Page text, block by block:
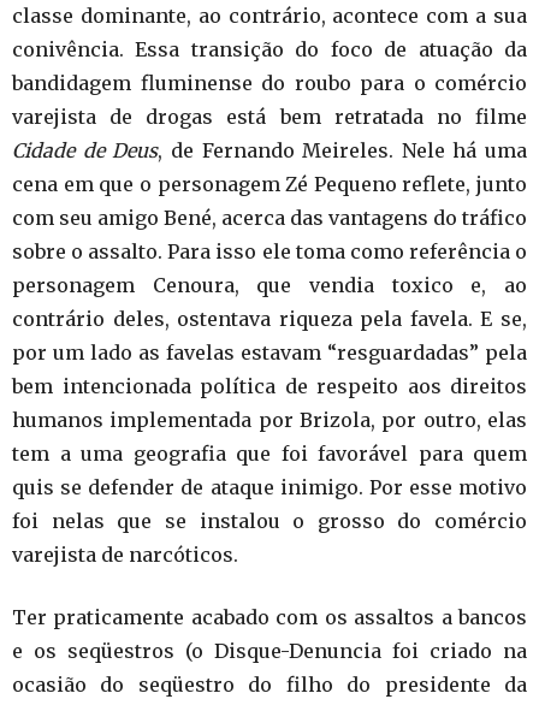
classe dominante, ao contrário, acontece com a sua
conivência. Essa transição do foco de atuação da
bandidagem fluminense do roubo para o comércio
varejista de drogas está bem retratada no filme
Cidade de Deus, de Fernando Meireles. Nele há uma
cena em que o personagem Zé Pequeno reflete, junto
com seu amigo Bené, acerca das vantagens do tráfico
sobre o assalto. Para isso ele toma como referência o
personagem Cenoura, que vendia toxico e, ao
contrário deles, ostentava riqueza pela favela.E se,
por um lado as favelas estavam “resguardadas” pela
bem intencionada política de respeito aos direitos
humanos implementada por Brizola, por outro, elas
tem a uma geografia que foi favorável para quem
quis se defender de ataque inimigo. Por esse motivo
foi nelas que se instalou o grosso do comércio
varejista de narcóticos.
Ter praticamente acabado com os assaltos a bancos
e os seqüestros (o Disque-Denuncia foi criado na
ocasião do seqüestro do filho do presidente da